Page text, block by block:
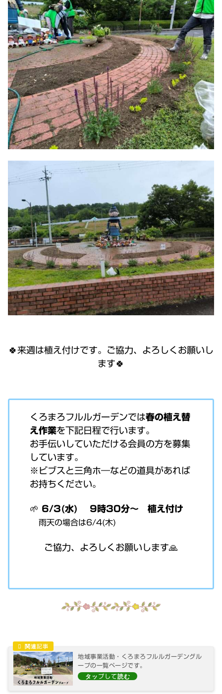
🍀来週は植え付けです。ご協力、よろしくお願いし
ます🍀
くろまろフルルガーデンでは春の植え替
え作業を下記日程で行います。
お手伝いしていただける会員の方を募集
しています。
※ビブスと三角ホ―などの道具があれば
お持ちください。
🌱 6/3(水) 9時30分～ 植え付け
雨天の場合は6/4(木)
ご協力、よろしくお願いします🙏
地域事業活動・くろまろフルルガーデングル
ープの一覧ページです。